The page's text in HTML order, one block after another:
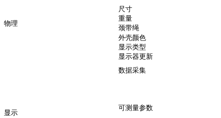
物理
尺寸
重量
颈带绳
外壳颜色
显示
显示类型
显示器更新
数据采集
可测量参数